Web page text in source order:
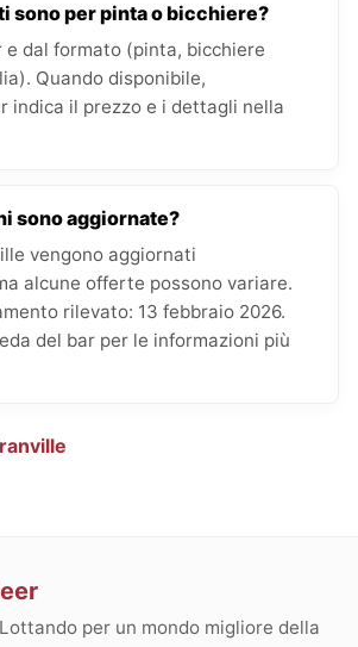
sono per pinta o bicchiere?
e dal formato (pinta, bicchiere
Quando disponibile,
indica il prezzo e i dettagli nella
sono aggiornate?
vengono aggiornati
alcune offerte possono variare.
rilevato: 13 febbraio 2026.
del bar per le informazioni più
per un mondo migliore della